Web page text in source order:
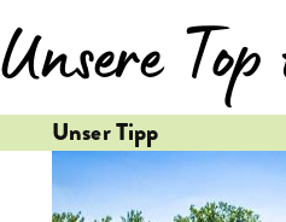
Unsere
Unser Tipp